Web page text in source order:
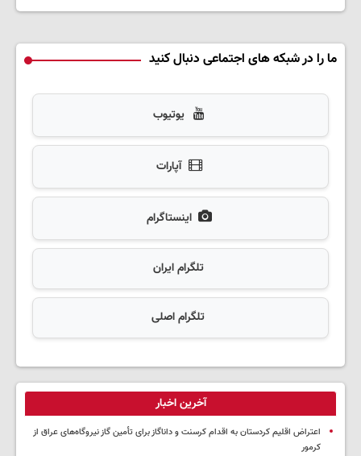
ما را در شبکه های اجتماعی دنبال کنید
یوتیوب
آپارات
اینستاگرام
تلگرام ایران
تلگرام اصلی
آخرین اخبار
اعتراض اقلیم کردستان به اقدام کرسنت و داناگاز برای تأمین گاز نیروگاه‌های عراق از
کرمور